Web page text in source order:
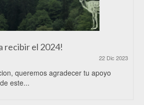
recibir el 2024!
22 Dic 2023
queremos agradecer tu apoyo
este...